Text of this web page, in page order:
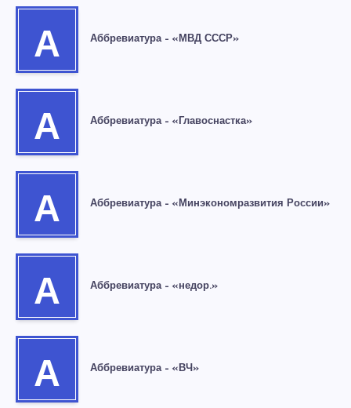
А Аббревиатура – «МВД СССР»
А Аббревиатура – «Главоснастка»
А Аббревиатура – «Минэкономразвития России»
А Аббревиатура – «недор.»
А Аббревиатура – «ВЧ»